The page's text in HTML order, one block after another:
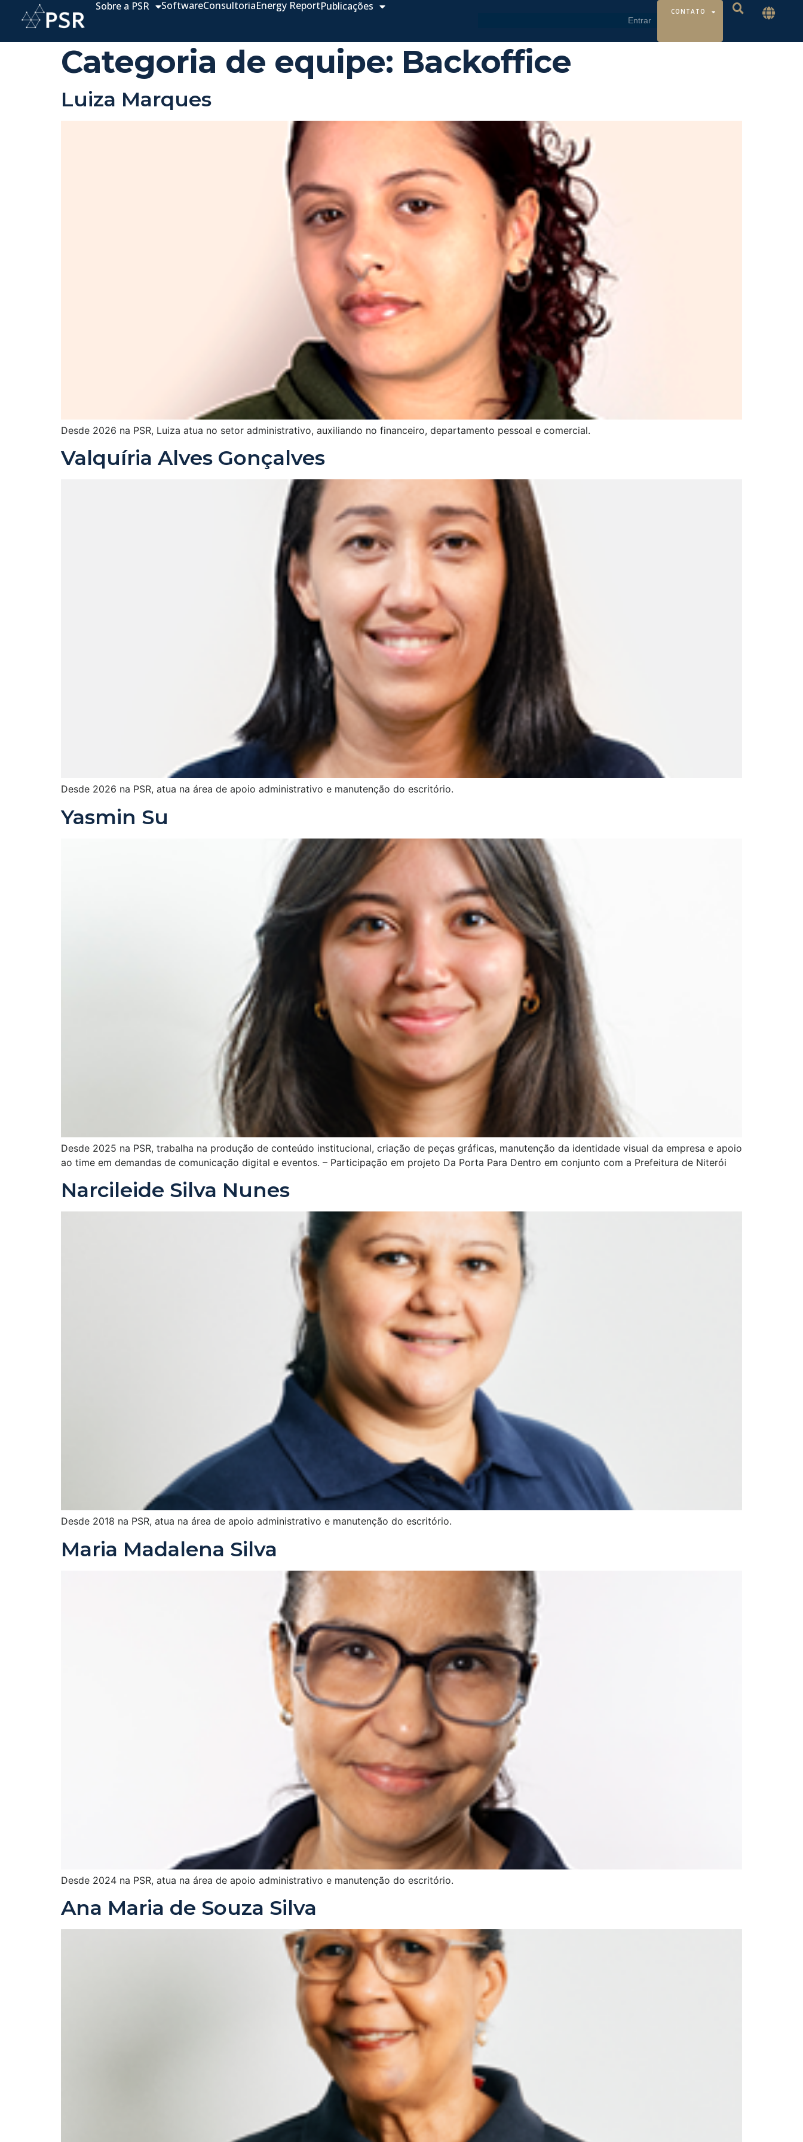
Sobre a PSR SoftwareConsultoriaEnergy ReportPublicações CONTATO
Categoria de equipe: Backoffice
Luiza Marques
Desde 2026 na PSR, Luiza atua no setor administrativo, auxiliando no financeiro, departamento pessoal e comercial.
Valquíria Alves Gonçalves
Desde 2026 na PSR, atua na área de apoio administrativo e manutenção do escritório.
Yasmin Su
Desde 2025 na PSR, trabalha na produção de conteúdo institucional, criação de peças gráficas, manutenção da identidade visual da empresa e apoio
ao time em demandas de comunicação digital e eventos. – Participação em projeto Da Porta Para Dentro em conjunto com a Prefeitura de Niterói
Narcileide Silva Nunes
Desde 2018 na PSR, atua na área de apoio administrativo e manutenção do escritório.
Maria Madalena Silva
Desde 2024 na PSR, atua na área de apoio administrativo e manutenção do escritório.
Ana Maria de Souza Silva